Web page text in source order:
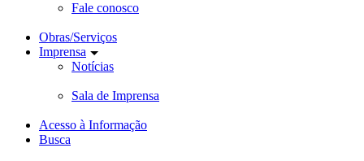
Fale conosco
Obras/Serviços
Imprensa
Notícias
Sala de Imprensa
Acesso à Informação
Busca